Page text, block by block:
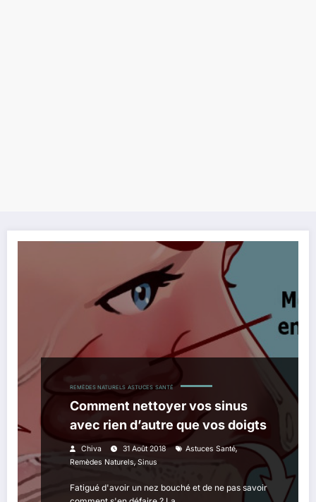
REMÈDES NATURELS ASTUCES SANTÉ
Comment nettoyer vos sinus
avec rien d’autre que vos doigts
Chiva 31 Août 2018 Astuces Santé,
Remèdes Naturels, Sinus
Fatigué d'avoir un nez bouché et de ne pas savoir